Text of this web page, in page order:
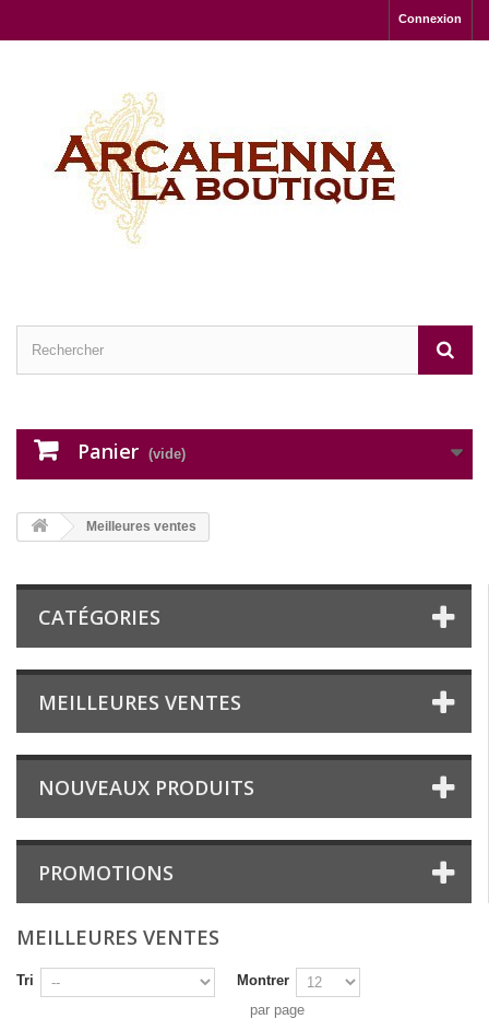
Connexion
Panier (vide)
Meilleures ventes
CATÉGORIES
MEILLEURES VENTES
NOUVEAUX PRODUITS
PROMOTIONS
MEILLEURES VENTES
Tri
Montrer
par page